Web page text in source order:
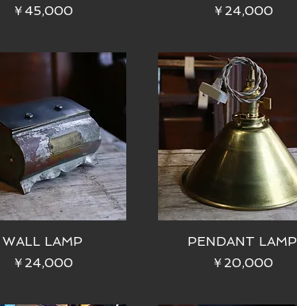
価格
￥45,000
価格
￥24,000
WALL LAMP
価格
￥24,000
PENDANT LAMP
価格
￥20,000